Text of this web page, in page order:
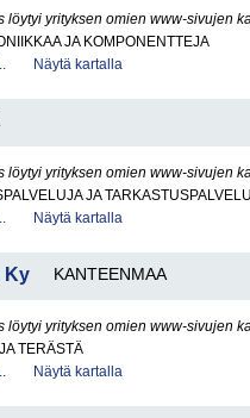
löytyi yrityksen omien www-sivujen
JA KOMPONENTTEJA
Näytä kartalla
löytyi yrityksen omien www-sivujen
JA
Näytä kartalla
Ky KANTEENMAA
löytyi yrityksen omien www-sivujen
TERÄSTÄ
Näytä kartalla